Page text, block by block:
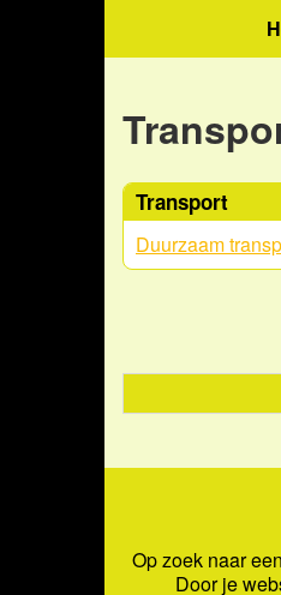
Transport
Duurzaam
Op zoek naar
Door je